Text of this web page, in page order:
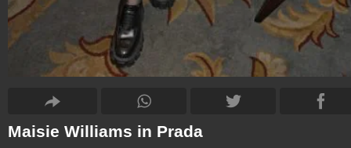
Maisie Williams in Prada